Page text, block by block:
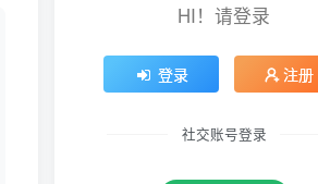
HI！请登录
登录 注册
社交账号登录